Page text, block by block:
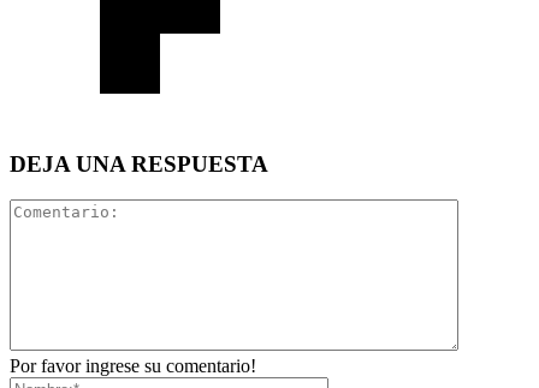
DEJA UNA RESPUESTA
Por favor ingrese su comentario!